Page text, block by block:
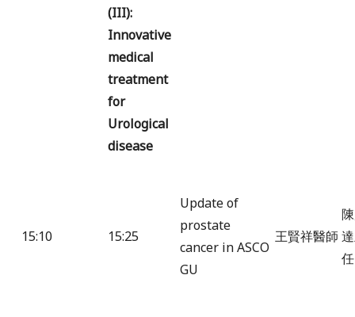
(III):
Innovative
medical
treatment
for
Urological
disease
15:10 15:25
Update of
prostate
cancer in ASCO
GU
王賢祥醫師
任